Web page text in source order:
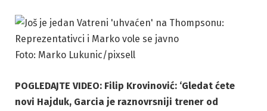
Foto: Marko Lukunic/pixsell
POGLEDAJTE VIDEO: Filip Krovinović: ‘Gledat ćete
novi Hajduk, Garcia je raznovrsniji trener od